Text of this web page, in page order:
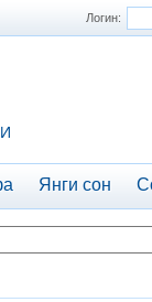
Логин:
Янги сон